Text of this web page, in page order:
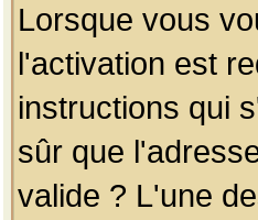
Lorsque vous
l'activation est
instructions qui
sûr que
valide ? L'une